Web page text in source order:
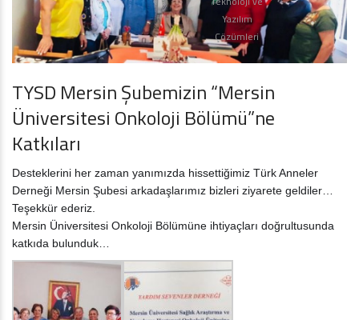
TYSD Mersin Şubemizin “Mersin
Üniversitesi Onkoloji Bölümü”ne
Katkıları
Desteklerini her zaman yanımızda hissettiğimiz Türk Anneler
Derneği Mersin Şubesi arkadaşlarımız bizleri ziyarete geldiler…
Teşekkür ederiz.
Mersin Üniversitesi Onkoloji Bölümüne ihtiyaçları doğrultusunda
katkıda bulunduk…
Yazılım
Çözümleri